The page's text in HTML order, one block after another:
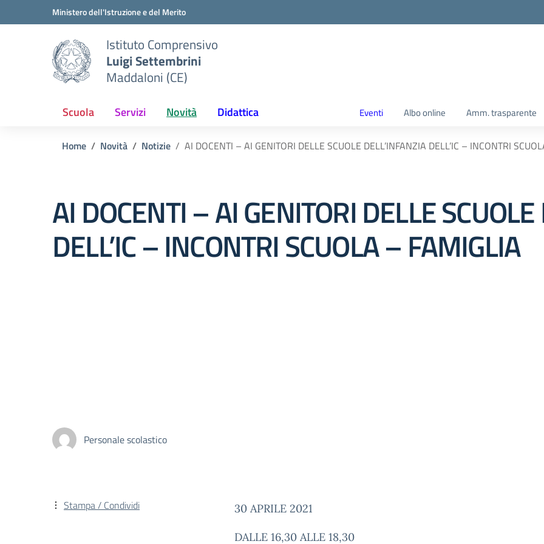
Vai ai contenuti
Vai al menu di navigazioneMinistero dell'Istruzione e del Merito
Istituto Comprensivo
Luigi Settembrini
Maddaloni (CE)
Scuola Servizi Novità Didattica Eventi Albo online Amm. trasparente
Home Novità Notizie AI DOCENTI – AI GENITORI DELLE SCUOLE DELL’INFANZIA DELL’IC – INCONTRI
AI DOCENTI – AI GENITORI DELLE
DELL’IC – INCONTRI SCUOLA – FAMIGLIA
Personale scolastico
30 APRILE 2021
DALLE 16,30 ALLE 18,30
Stampa / Condividi